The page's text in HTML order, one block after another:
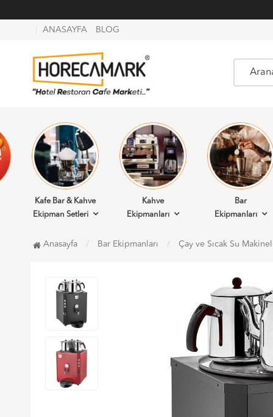
ANASAYFA BLOG
Kafe Bar & Kahve
Ekipman Setleri
Kahve
Ekipmanları
Bar
Ekipmanları
Anasayfa Bar Ekipmanları Çay ve Sıcak Su